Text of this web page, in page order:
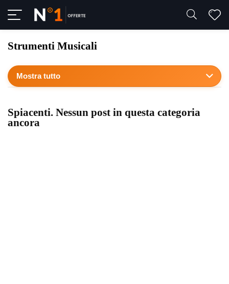
Strumenti Musicali
Mostra tutto
Spiacenti. Nessun post in questa categoria
ancora